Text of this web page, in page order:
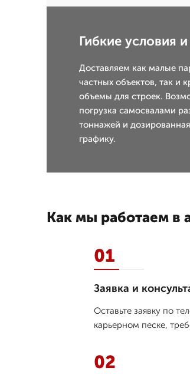
Гибкие условия
Доставляем как малые
частных объектов, так и
объемы для строек.
погрузка самосвалами
тоннажей и
графику.
Как мы работаем в
01
Заявка и
Оставьте заявку по
карьерном песке,
02